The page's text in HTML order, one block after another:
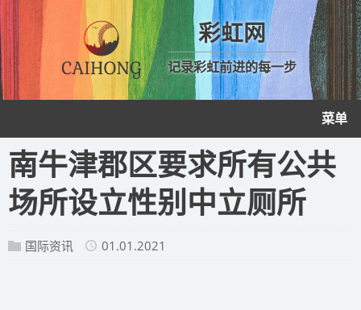
彩虹网
记录彩虹前进的每一步
菜单
南牛津郡区要求所有公共
场所设立性别中立厕所
国际资讯 01.01.2021